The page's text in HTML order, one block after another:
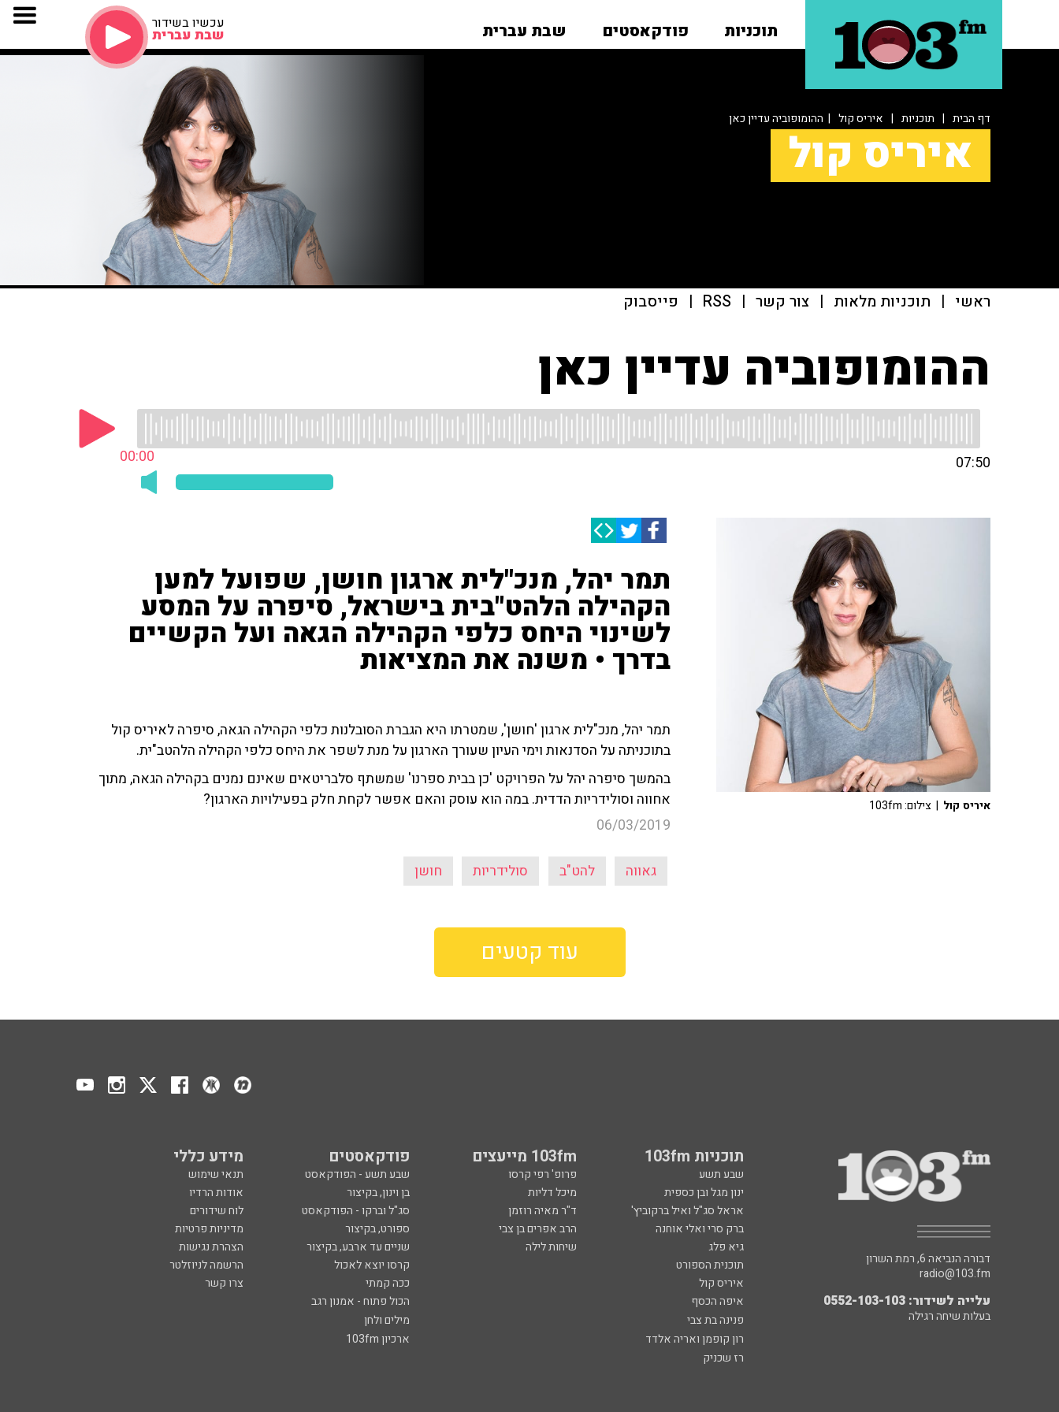
תוכניות פודקאסטים שבת עברית עכשיו בשידור
שבת עברית
דף הבית | תוכניות | איריס קול | ההומופוביה עדיין כאן
איריס קול
ראשי | תוכניות מלאות | צור קשר |
RSS
| פייסבוק
ההומופוביה עדיין כאן
00:00 07:50
תמר יהל, מנכ"לית ארגון חושן, שפועל למען
הקהילה הלהט"בית בישראל, סיפרה על המסע
לשינוי היחס כלפי הקהילה הגאה ועל הקשיים
בדרך • משנה את המציאות
תמר יהל, מנכ"לית ארגון 'חושן', שמטרתו היא הגברת הסובלנות כלפי הקהילה הגאה, סיפרה לאיריס קול
בתוכניתה על הסדנאות וימי העיון שעורך הארגון על מנת לשפר את היחס כלפי הקהילה הלהטב"ית.
בהמשך סיפרה יהל על הפרויקט 'כן בבית ספרנו' שמשתף סלבריטאים שאינם נמנים בקהילה הגאה, מתוך
אחווה וסולידריות הדדית. במה הוא עוסק והאם אפשר לקחת חלק בפעילויות הארגון?
06/03/2019
גאווה להט"ב סולידריות חושן
איריס קול | צילום: 103fm
עוד קטעים
תוכניות 103fm 103fm מייעצים פודקאסטים מידע כללי
שבע תשע פרופ' רפי קרסו שבע תשע - הפודקאסט
תנאי שימוש
ינון מגל ובן כספית
מיכל דליות בן וינון, בקיצור
אודות הרדיו
אראל סג"ל ואיל ברקוביץ'
ד"ר מאיה רוזמן סג"ל וברקו - הפודקאסט
לוח שידורים
ברק סרי ואלי אוחנה
הרב אפרים בן צבי ספורט, בקיצור
מדיניות פרטיות
גיא פלג
שיחות לילה שניים עד ארבע, בקיצור
הצהרת נגישות
תוכנית הספורט
קרסו יוצא לאכול
הרשמה לניוזלטר
איריס קול
ככה קמתי
צרו קשר
איפה הכסף
הכול פתוח - אמנון רגב
פנינה בת צבי
מילים ולחן
רון קופמן ואריה אלדד
ארכיון 103fm
רז שכניק
דבורה הנביאה 6, רמת השרון
radio@103.fm
עלייה לשידור: 0552-103-103
בעלות שיחה רגילה